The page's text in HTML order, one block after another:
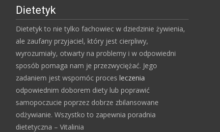
Dietetyk
Dietetyk to nie tylko fachowiec w dziedzinie żywienia,
ale zaufany przyjaciel, który jest cierpliwy,
wyrozumiały, otwarty na problemy i w odpowiedni
sposób pomaga nam je przezwyciężać. Jego
zadaniem jest wspomóc proces leczenia
odpowiednim doborem diety lub poprawić
samopoczucie poprzez dobrze zbilansowane
odżywianie. Wszystko to zapewnia poradnia
dietetyczna – Vitalinia